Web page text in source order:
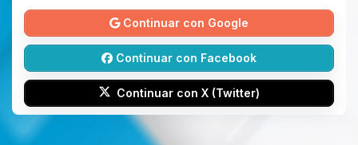
Continuar con Google
Continuar con Facebook
Continuar con X (Twitter)